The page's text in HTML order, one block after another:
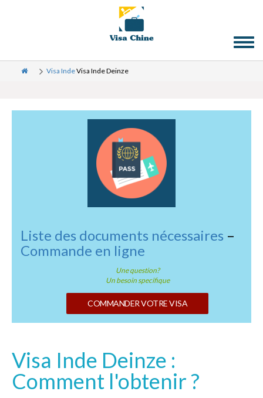
Visa IndeVisa Inde Deinze
Liste des documents nécessaires –
Commande en ligne
Une question?
Un besoin specifique
COMMANDER VOTRE VISA
Visa Inde Deinze :
Comment l'obtenir ?